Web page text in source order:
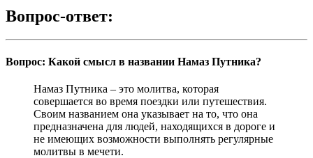
Вопрос-ответ:
Вопрос: Какой смысл в названии Намаз Путника?
Намаз Путника – это молитва, которая
совершается во время поездки или путешествия.
Своим названием она указывает на то, что она
предназначена для людей, находящихся в дороге и
не имеющих возможности выполнять регулярные
молитвы в мечети.